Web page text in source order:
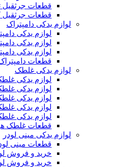
قطعات جرثقیل تادانو
قطعات جرثقیل کاتو
لوازم یدکی دامپتراک
لوازم یدکی دامپتراک
لوازم یدکی دامپتراک ولوو
لوازم یدکی دامپتراک
قطعات دامپتراک
لوازم یدکی غلطک
لوازم یدکی غلطک هام
لوازم یدکی غلطک هپکو
لوازم یدکی غلطک دایناپاک
لوازم یدکی غلطک ساکایی
لوازم یدکی غلطک کوماتسو
قطعات غلطک هپکو
لوازم یدکی مینی لودر
قطعات مینی لودر
خرید و فروش لوازم یدکی
خرید و فروش لوازم یدکی